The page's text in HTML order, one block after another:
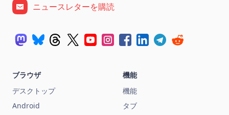
ニュースレターを購読
ブラウザ
デスクトップ
Android
機能
機能
タブ